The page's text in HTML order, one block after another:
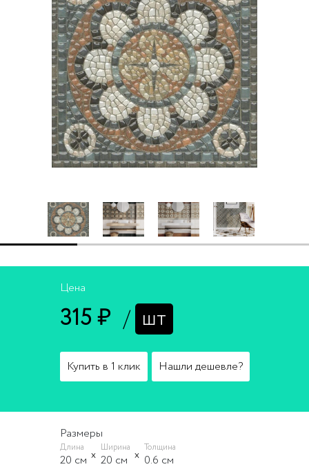
Цена
315 ₽ / шт
Купить в 1 клик Нашли дешевле?
Размеры
Длина
20 cм
Ширина
20 cм
Толщина
0.6 cм